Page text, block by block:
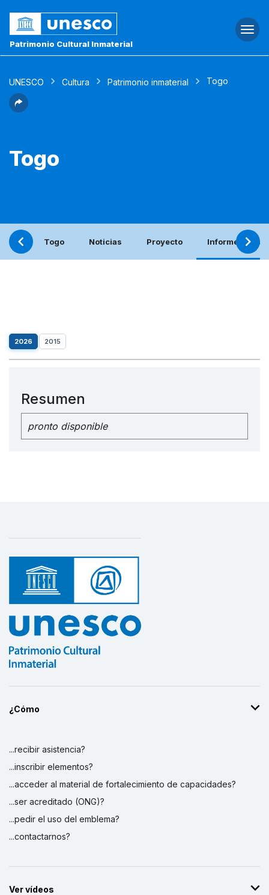
Patrimonio Cultural Inmaterial
UNESCO Cultura Patrimonio inmaterial Togo
Togo
Togo Noticias Proyecto Informe
2026 2015
Resumen
pronto disponible
¿Cómo
...recibir asistencia?
...inscribir elementos?
...acceder al material de fortalecimiento de capacidades?
...ser acreditado (ONG)?
...pedir el uso del emblema?
...contactarnos?
Ver vídeos